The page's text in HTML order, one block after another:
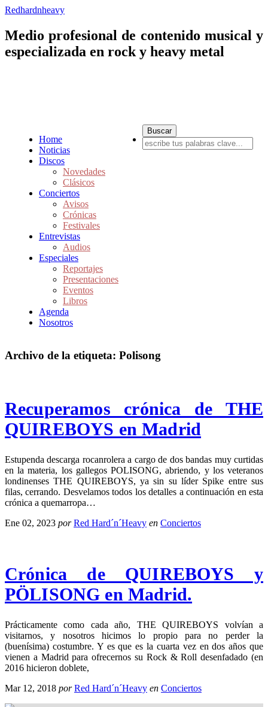
Redhardnheavy
Medio profesional de contenido musical y
especializada en rock y heavy metal
Home
Noticias
Discos
Novedades
Clásicos
Conciertos
Avisos
Crónicas
Festivales
Entrevistas
Audios
Especiales
Reportajes
Presentaciones
Eventos
Libros
Agenda
Nosotros
Archivo de la etiqueta: Polisong
Recuperamos crónica de THE
QUIREBOYS en Madrid
Estupenda descarga rocanrolera a cargo de dos bandas muy curtidas
en la materia, los gallegos POLISONG, abriendo, y los veteranos
londinenses THE QUIREBOYS, ya sin su líder Spike entre sus
filas, cerrando. Desvelamos todos los detalles a continuación en esta
crónica a quemarropa…
Ene 02, 2023 por Red Hard´n´Heavy en Conciertos
Crónica de QUIREBOYS y
PÖLISONG en Madrid.
Prácticamente como cada año, THE QUIREBOYS volvían a
visitarnos, y nosotros hicimos lo propio para no perder la
(buenísima) costumbre. Y es que es la cuarta vez en dos años que
vienen a Madrid para ofrecernos su Rock & Roll desenfadado (en
2016 hicieron doblete,
Mar 12, 2018 por Red Hard´n´Heavy en Conciertos